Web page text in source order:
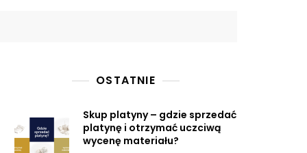
OSTATNIE
Skup platyny – gdzie sprzedać
platynę i otrzymać uczciwą
wycenę materiału?